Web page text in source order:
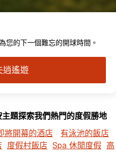
您的下一個難忘的開球時間。
逍遙遊
題探索我們熱門的度假勝地
將開幕的酒店
有泳池的飯店
度假村飯店 Spa 休閒度假 高